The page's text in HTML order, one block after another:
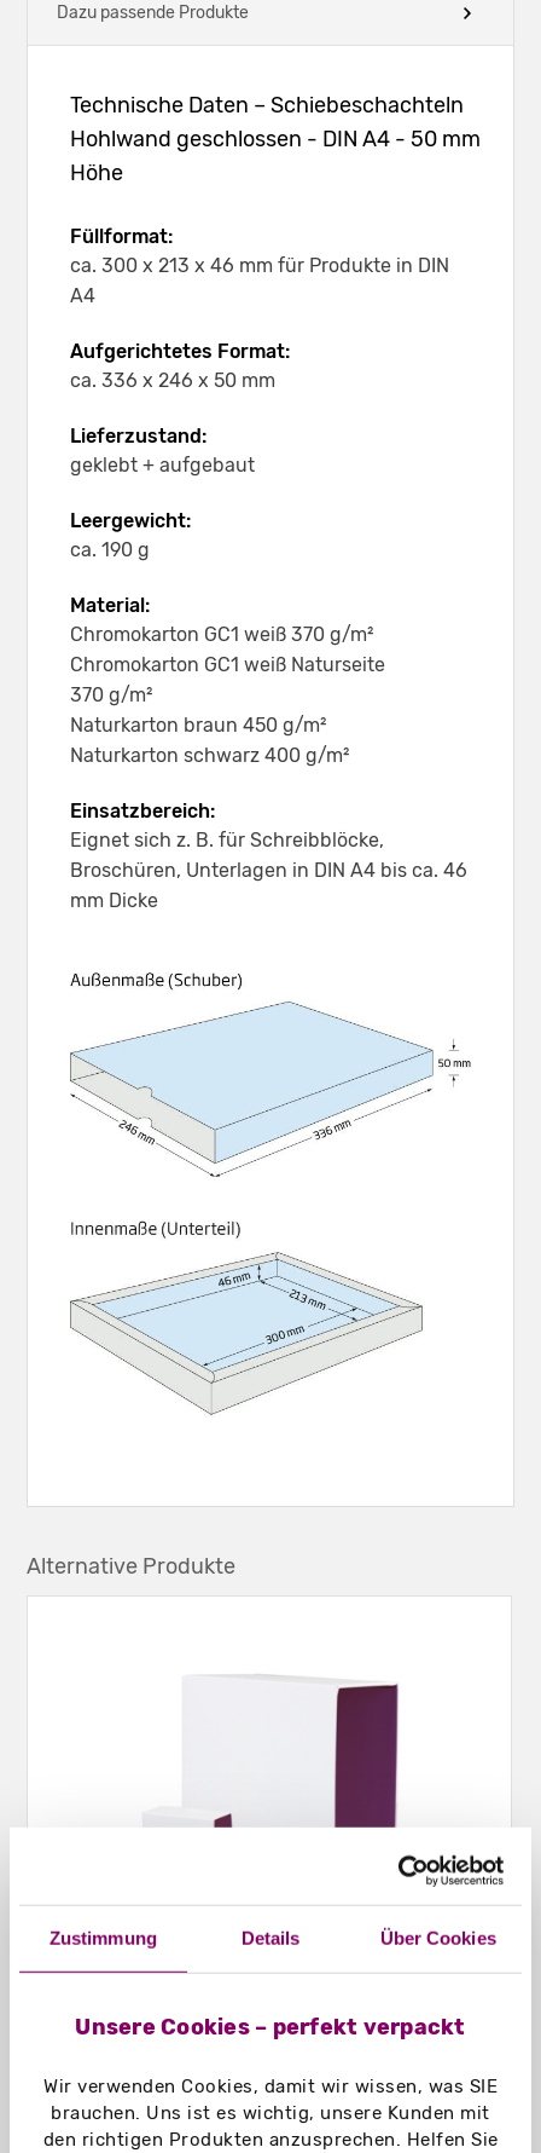
Zustimmung Details Über Cookies
Unsere Cookies – perfekt verpackt
Wir verwenden Cookies, damit wir wissen, was SIE
brauchen. Uns ist es wichtig, unsere Kunden mit
den richtigen Produkten anzusprechen. Helfen Sie
Dazu passende Produkte
Technische Daten – Schiebeschachteln
Hohlwand geschlossen - DIN A4 - 50 mm
Höhe
Füllformat:
ca. 300 x 213 x 46 mm für Produkte in DIN
A4
Aufgerichtetes Format:
ca. 336 x 246 x 50 mm
Lieferzustand:
geklebt + aufgebaut
Leergewicht:
ca. 190 g
Material:
Chromokarton GC1 weiß 370 g/m²
Chromokarton GC1 weiß Naturseite
370 g/m²
Naturkarton braun 450 g/m²
Naturkarton schwarz 400 g/m²
Einsatzbereich:
Eignet sich z. B. für Schreibblöcke,
Broschüren, Unterlagen in DIN A4 bis ca. 46
mm Dicke
Alternative Produkte
Schuber nach Maß